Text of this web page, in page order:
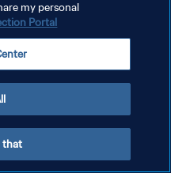
إدارة تفضيلات ملفات تعريف الارتباط
my personal
Portal
that